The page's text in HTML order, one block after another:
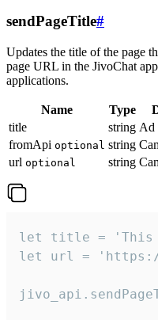
sendPageTitle#
Updates the title of the page
page URL in the JivoChat
applications.
Name Type
title
string Ad
fromApi optional string
url optional string
let title = 'This
let url = 'https://